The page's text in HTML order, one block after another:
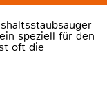
speziell für den
oft die